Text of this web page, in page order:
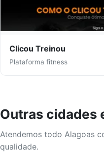
Clicou Treinou
Plataforma fitness
Outras cidades
Atendemos todo Alagoas
qualidade.